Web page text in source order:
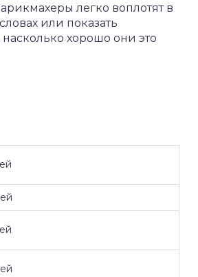
легко воплотят в
или показать
хорошо они это